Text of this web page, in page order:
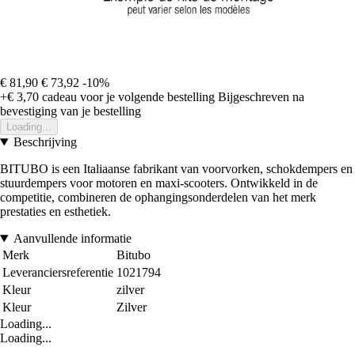
€ 81,90 € 73,92 -10%
+€ 3,70 cadeau voor je volgende bestelling Bijgeschreven na
bevestiging van je bestelling
Loading...
Beschrijving
BITUBO is een Italiaanse fabrikant van voorvorken, schokdempers en
stuurdempers voor motoren en maxi-scooters. Ontwikkeld in de
competitie, combineren de ophangingsonderdelen van het merk
prestaties en esthetiek.
Aanvullende informatie
Merk
Bitubo
Leveranciersreferentie 1021794
Kleur
zilver
Kleur
Zilver
Loading...
Loading...